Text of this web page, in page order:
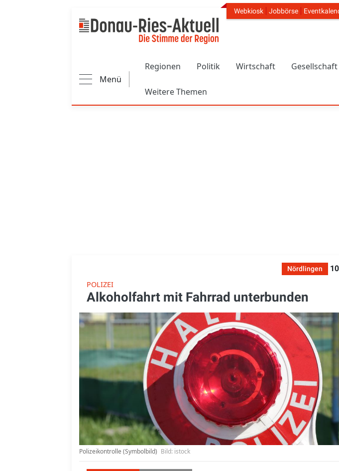
Header Navigation
Webkiosk Jobbörse
Menü
Regionen Politik Wirtschaft Gesellschaft
Weitere Themen
Nördlingen
POLIZEI
Alkoholfahrt mit Fahrrad unterbunden
Polizeikontrolle (Symbolbild) Bild: istock